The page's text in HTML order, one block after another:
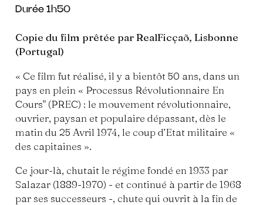
Durée 1h50
Copie du film prêtée par RealFicçaõ, Lisbonne
(Portugal)
« Ce film fut réalisé, il y a bientôt 50 ans, dans un
pays en plein « Processus Révolutionnaire En
Cours" (PREC) : le mouvement révolutionnaire,
ouvrier, paysan et populaire dépassant, dès le
matin du 25 Avril 1974, le coup d’Etat militaire «
des capitaines ».
Ce jour-là, chutait le régime fondé en 1933 par
Salazar (1889-1970) - et continué à partir de 1968
par ses successeurs -, chute qui ouvrit à la fin de